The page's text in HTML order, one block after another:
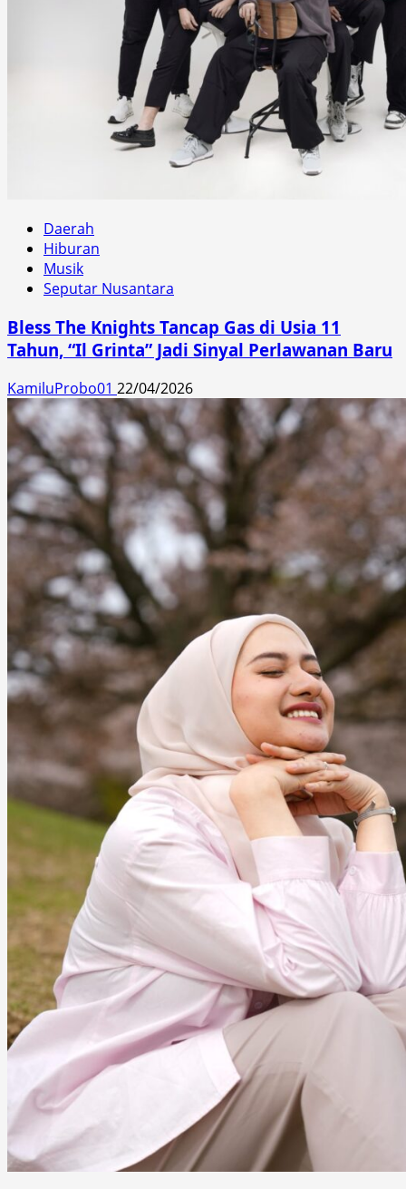
Daerah
Hiburan
Musik
Seputar Nusantara
Bless The Knights Tancap Gas di Usia 11
Tahun, “Il Grinta” Jadi Sinyal Perlawanan Baru
KamiluProbo01 22/04/2026